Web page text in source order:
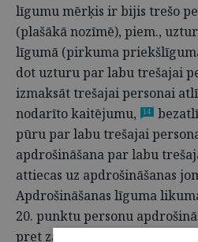
līgumu mērķis ir bijis trešo
(plašākā nozīmē), piem.,
līgumā (pirkuma
dot uzturu par labu trešajai
izmaksāt trešajai personai
nodarīto kaitējumu,
14
pūru par labu trešajai
apdrošināšana par labu
attiecas uz apdrošināšanas
Apdrošināšanas līguma
20. punktu personu
pret zaudējumiem labuma